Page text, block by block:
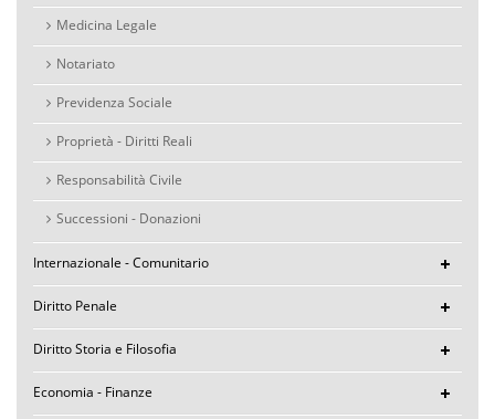
Medicina Legale
Notariato
Previdenza Sociale
Proprietà - Diritti Reali
Responsabilità Civile
Successioni - Donazioni
Internazionale - Comunitario
Diritto Penale
Diritto Storia e Filosofia
Economia - Finanze